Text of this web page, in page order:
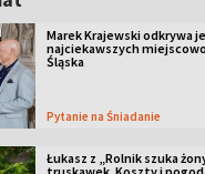
Marek Krajewski odkrywa
najciekawszych
Śląska
Pytanie na Śniadanie
Łukasz z „Rolnik szuka